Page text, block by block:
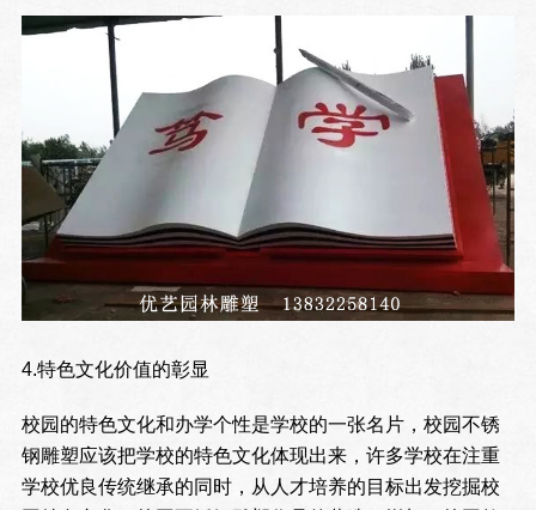
4.特色文化价值的彰显
校园的特色文化和办学个性是学校的一张名片，校园不锈
钢雕塑应该把学校的特色文化体现出来，许多学校在注重
学校优良传统继承的同时，从人才培养的目标出发挖掘校